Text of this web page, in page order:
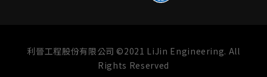
利晉工程股份有限公司 ©2021 LiJin Engineering. All
Rights Reserved